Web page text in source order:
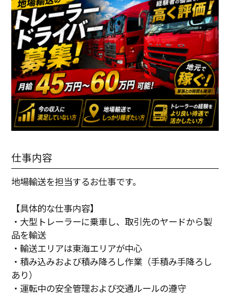
仕事内容
地場輸送を担当するお仕事です。
【具体的な仕事内容】
・大型トレーラーに乗車し、取引先のヤードから製
品を輸送
・輸送エリアは東海エリアが中心
・積み込みおよび積み降ろし作業（手積み手降ろし
あり）
・運転中の安全管理および交通ルールの遵守